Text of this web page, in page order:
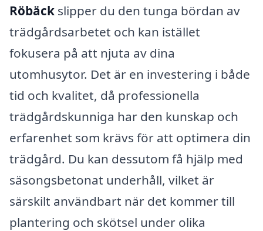
Röbäck slipper du den tunga bördan av
trädgårdsarbetet och kan istället
fokusera på att njuta av dina
utomhusytor. Det är en investering i både
tid och kvalitet, då professionella
trädgårdskunniga har den kunskap och
erfarenhet som krävs för att optimera din
trädgård. Du kan dessutom få hjälp med
säsongsbetonat underhåll, vilket är
särskilt användbart när det kommer till
plantering och skötsel under olika